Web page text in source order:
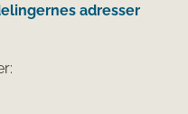
adresser